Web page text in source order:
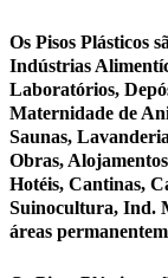
Os Pisos Plásticos
Indústrias
Laboratórios,
Maternidade de
Saunas,
Obras,
Hotéis, Cantinas,
Suinocultura, Ind.
áreas